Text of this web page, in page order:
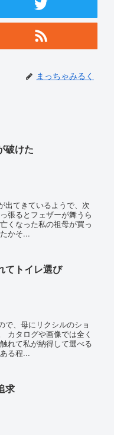
まっちゃみるく
破けた
出てきているようで、次
張るとフェザーが舞うら
くなった私の祖母が買っ
かそ...
てトイレ選び
で、母にリクシルのショ
カタログや画像では全く
れて私が納得して選べる
る程...
求